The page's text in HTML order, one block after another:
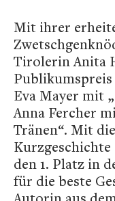
Mit ihrer
Tirolerin Anita
Publikumspreis
Eva Mayer mit
Anna Fercher
Tränen“. Mit
den 1. Platz in
für die beste